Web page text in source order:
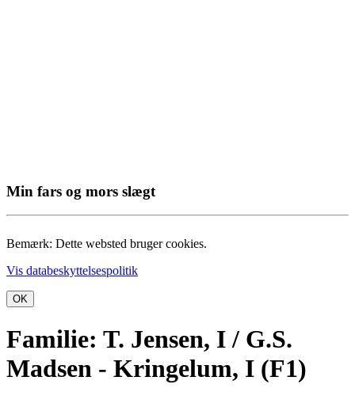
Min fars og mors slægt
Bemærk: Dette websted bruger cookies.
Vis databeskyttelsespolitik
OK
Familie: T. Jensen, I / G.S.
Madsen - Kringelum, I (F1)